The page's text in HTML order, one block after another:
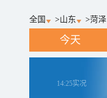
全国 >山东 >菏泽
今天
14:25实况